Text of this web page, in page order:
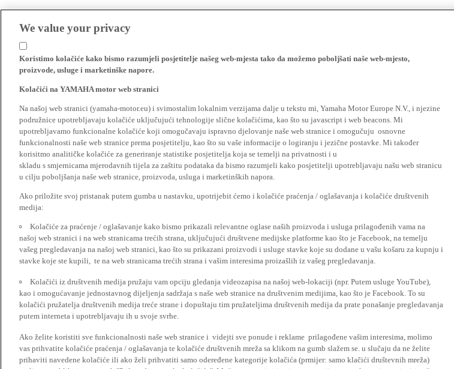
We value your privacy
Koristimo kolačiće kako bismo razumjeli posjetitelje našeg web-mjesta tako da možemo poboljšati naše web-mjesto,
proizvode, usluge i marketinške napore.
Kolačići na YAMAHA motor web stranici
Na našoj web stranici (yamaha-motor.eu) i svimostalim lokalnim verzijama dalje u tekstu mi, Yamaha Motor Europe N.V., i njezine
podružnice upotrebljavaju kolačiće uključujući tehnologije slične kolačićima, kao što su javascript i web beacons. Mi
upotrebljavamo funkcionalne kolačiće koji omogučavaju ispravno djelovanje naše web stranice i omogučuju osnovne
funkcionalnosti naše web stranice prema posjetitelju, kao što su vaše informacije o logiranju i jezične postavke. Mi također
korisitmo analitičke kolačiće za generiranje statistike posjetitelja koja se temelji na privatnosti i u
skladu s smjernicama mjerodavnih tijela za zaštitu podataka da bismo razumjeli kako posjetitelji upotrebljavaju našu web stranicu
u cilju poboljšanja naše web stranice, proizvoda, usluga i marketinških napora.
Ako priložite svoj pristanak putem gumba u nastavku, upotrijebit ćemo i kolačiće praćenja / oglašavanja i kolačiće društvenih
medija:
Kolačiće za praćenje / oglašavanje kako bismo prikazali relevantne oglase naših proizvoda i usluga prilagođenih vama na
našoj web stranici i na web stranicama trećih strana, uključujući društvene medijske platforme kao što je Facebook, na temelju
vašeg pregledavanja na našoj web stranici, kao što su prikazani proizvodi i usluge stavke koje su dodane u vašu košaru za kupnju i
stavke koje ste kupili, te na web stranicama trećih strana i vašim interesima proizašlih iz vašeg pregledavanja.
Kolačići iz društvenih medija pružaju vam opciju gledanja videozapisa na našoj web-lokaciji (npr. Putem usluge YouTube),
kao i omogućavanje jednostavnog dijeljenja sadržaja s naše web stranice na društvenim medijima, kao što je Facebook. To su
kolačići pružatelja društvenih medija treće strane i dopuštaju tim pružateljima društvenih medija da prate ponašanje pregledavanja
putem interneta i upotrebljavaju ih u svoje svrhe.
Ako želite koristiti sve funkcionalnosti naše web stranice i videjti sve ponude i reklame prilagođene vašim interesima, molimo
vas prihvatite kolačiće praćenja / oglašavanja te kolačiće društvenih mreža sa klikom na gumb slažem se. u slučaju da ne želite
prihaviti navedene kolačiće ili ako želi prihvatiti samo odeređene kategorije kolačića (prmijer: samo klačići društevnih mreža)